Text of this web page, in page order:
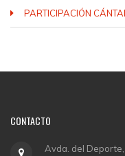
PARTICIPACIÓN
CONTACTO
Avda. del